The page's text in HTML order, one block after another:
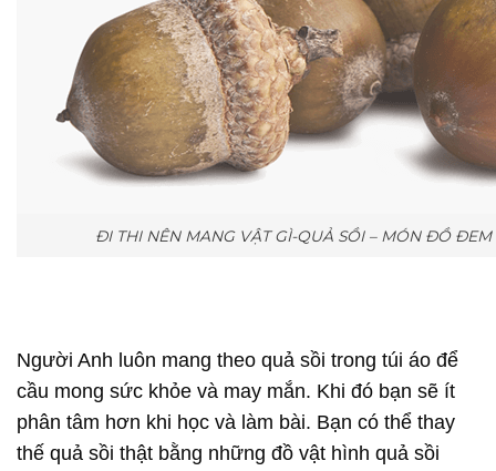
ĐI THI NÊN MANG VẬT GÌ-QUẢ SỒI – MÓN ĐỒ
Người Anh luôn mang theo quả sồi trong túi áo để
cầu mong sức khỏe và may mắn. Khi đó bạn sẽ ít
phân tâm hơn khi học và làm bài. Bạn có thể thay
thế quả sồi thật bằng những đồ vật hình quả sồi